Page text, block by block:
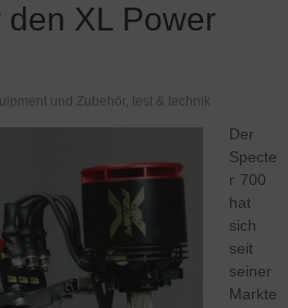
XL Power
und Zubehör, test & technik
Der
Specte
r 700
hat
sich
seit
seiner
Markte